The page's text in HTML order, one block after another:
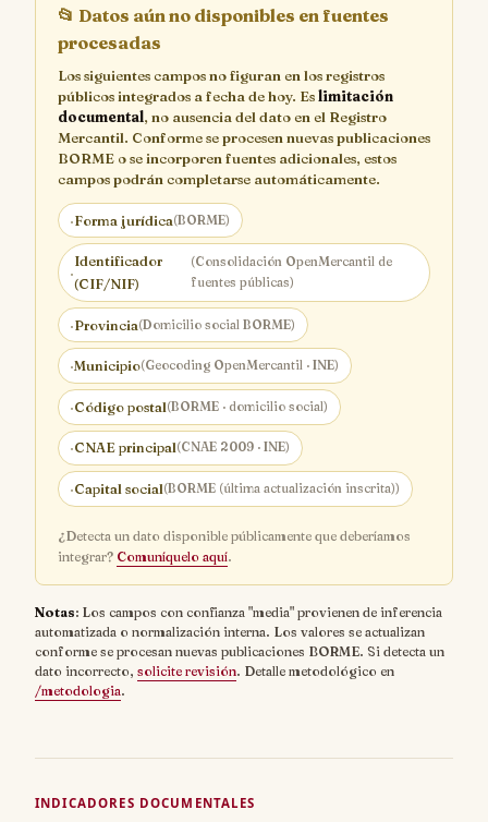
📂 Datos aún no disponibles en fuentes
procesadas
Los siguientes campos no figuran en los registros
públicos integrados a fecha de hoy. Eslimitación
documental, no ausencia del dato en el Registro
Mercantil. Conforme se procesen nuevas publicaciones
BORME o se incorporen fuentes adicionales, estos
campos podrán completarse automáticamente.
·Forma jurídica(BORME)
·
Identificador
(CIF/NIF)
(Consolidación OpenMercantil de
fuentes públicas)
·Provincia(Domicilio social BORME)
·Municipio(Geocoding OpenMercantil · INE)
·Código postal(BORME · domicilio social)
·CNAE principal(CNAE 2009 · INE)
·Capital social(BORME (última actualización inscrita))
¿Detecta un dato disponible públicamente que deberíamos
integrar? Comuníquelo aquí.
Notas: Los campos con confianza "media" provienen de inferencia
automatizada o normalización interna. Los valores se actualizan
conforme se procesan nuevas publicaciones BORME. Si detecta un
dato incorrecto, solicite revisión. Detalle metodológico en
/metodologia.
INDICADORES DOCUMENTALES